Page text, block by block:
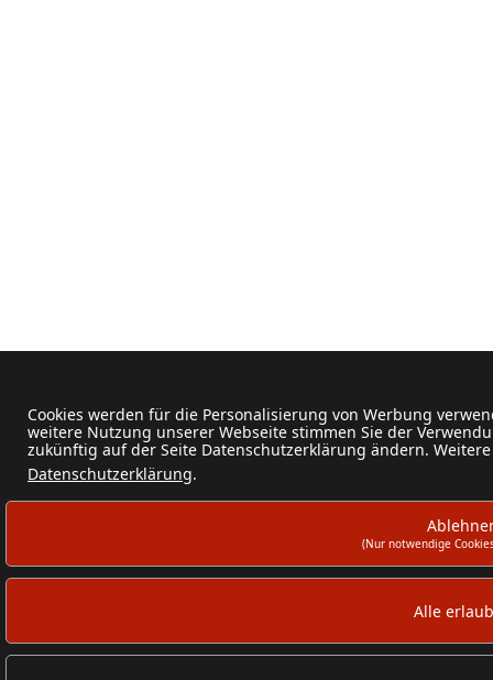
Cookies werden für die Personalisierung von Werbung
weitere Nutzung unserer Webseite stimmen Sie der
zukünftig auf der Seite Datenschutzerklärung ändern.
Datenschutzerklärung.
(Nur notwendige
Alle